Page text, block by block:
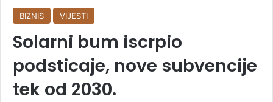
BIZNIS VIJESTI
Solarni bum iscrpio
podsticaje, nove subvencije
tek od 2030.